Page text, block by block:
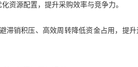
资源配置，提升采购效率与竞争力。
滞销积压、高效周转降低资金占用，提升